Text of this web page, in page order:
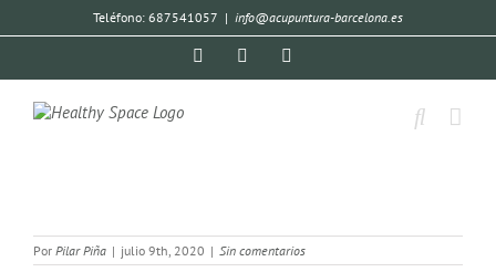
Teléfono: 687541057 | info@acupuntura-barcelona.es
Por Pilar Piña | julio 9th, 2020 | Sin comentarios